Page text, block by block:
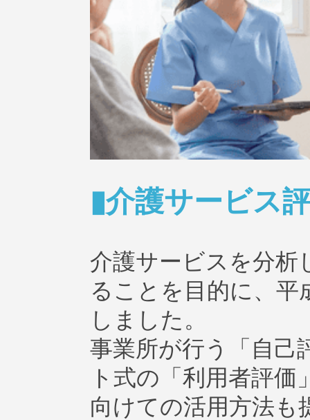
▮介護サービス
介護サービスを分析
ることを目的に、平
しました。
事業所が行う「自己
ト式の「利用者評
向けての活用方法も